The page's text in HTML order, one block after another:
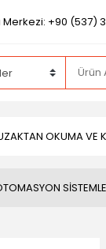
Merkezi: +90 (537)
OKUMA VE